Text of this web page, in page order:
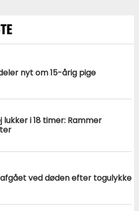
nyt om 15-årig pige
i 18 timer: Rammer
afgået ved døden efter togulykke